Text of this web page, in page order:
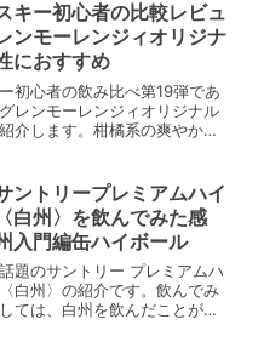
キー初心者の比較レビュ
ンモーレンジィオリジナ
におすすめ
初心者の飲み比べ第19弾であ
レンモーレンジィオリジナル
介します。柑橘系の爽やかさ
ントリープレミアムハイ
白州〉を飲んでみた感
入門編缶ハイボール
題のサントリー プレミアムハ
白州〉の紹介です。飲んでみ
ては、白州を飲んだことがな